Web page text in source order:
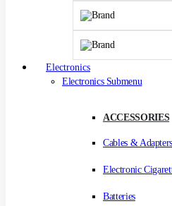
Electronics
Electronics Submenu
ACCESSORIES
Cables & Adapters
Electronic
Batteries